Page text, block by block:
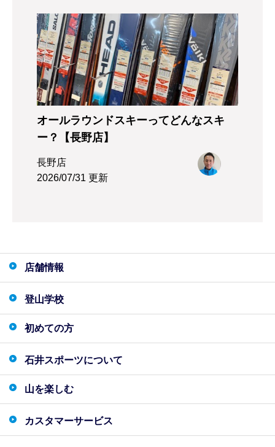
オールラウンドスキーってどんなスキ
ー？【長野店】
長野店
2026/07/31 更新
店舗情報
登山学校
初めての方
石井スポーツについて
山を楽しむ
カスタマーサービス